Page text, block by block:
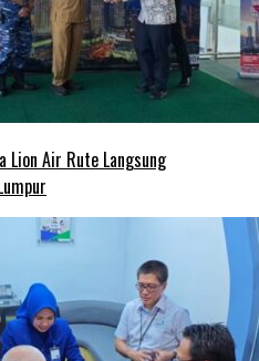
Lion Air Rute Langsung